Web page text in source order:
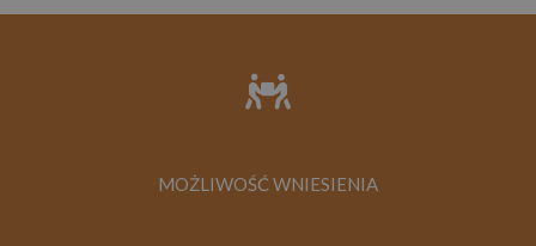
MOŻLIWOŚĆ WNIESIENIA